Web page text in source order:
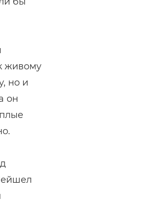
живому
но и
он